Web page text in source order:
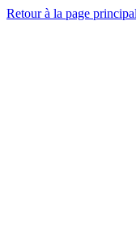
Retour à la page